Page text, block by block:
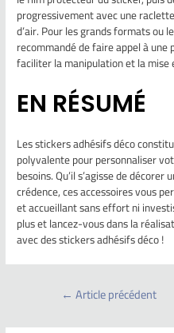
progressivement avec une
d’air. Pour les grands formats ou
recommandé de faire appel à
faciliter la manipulation et la mise
EN RÉSUMÉ
Les stickers adhésifs déco
polyvalente pour personnaliser
besoins. Qu’il s’agisse de
crédence, ces accessoires vous
et accueillant sans effort ni
plus et lancez-vous dans la
avec des stickers adhésifs déco !
← Article précédent